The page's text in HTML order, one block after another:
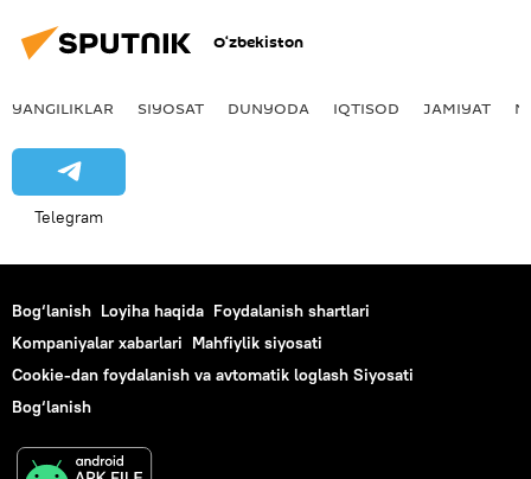
O‘zbekiston
YANGILIKLAR SIYOSAT DUNYODA IQTISOD JAMIYAT
Telegram
Bog‘lanish Loyiha haqida Foydalanish shartlari
Kompaniyalar xabarlari Mahfiylik siyosati
Cookie-dan foydalanish va avtomatik loglash Siyosati
Bog‘lanish